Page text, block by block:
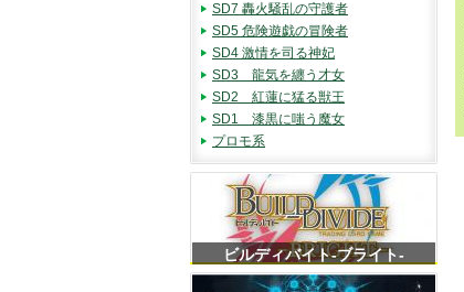
SD7 轟火騒乱の守護者
SD5 危険遊戯の冒険者
SD4 激情を司る神妃
SD3 龍気を纏う才女
SD2 紅蓮に猛る獣王
SD1 漆黒に嗤う魔女
プロモ系
ビルディバイト-ブライト-